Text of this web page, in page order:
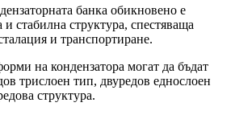
банка обикновено е
и стабилна структура, спестяваща
и транспортиране.
на кондензатора могат да бъдат
трислоен тип, двуредов еднослоен
структура.